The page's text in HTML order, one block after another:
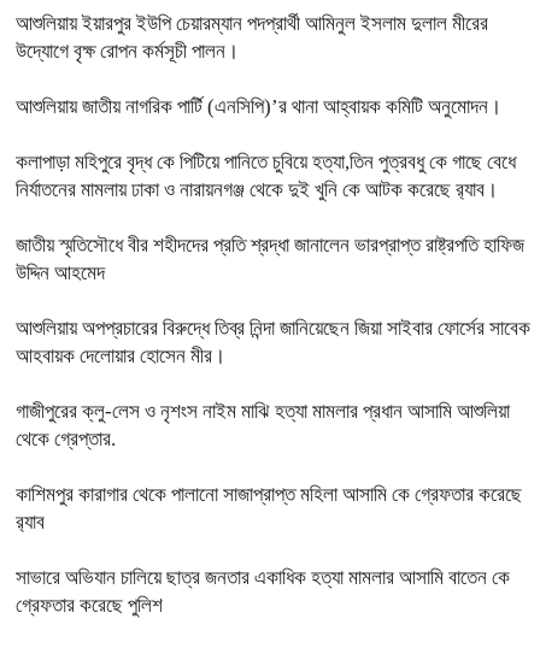
আশুলিয়ায় ইয়ারপুর ইউপি চেয়ারম্যান পদপ্রার্থী আমিনুল ইসলাম দুলাল মীরের
উদ্যোগে বৃক্ষ রোপন কর্মসূচী পালন।
আশুলিয়ায় জাতীয় নাগরিক পার্টি (এনসিপি)’র থানা আহ্বায়ক কমিটি অনুমোদন।
কলাপাড়া মহিপুরে বৃদ্ধ কে পিটিয়ে পানিতে চুবিয়ে হত্যা,তিন পুত্রবধু কে গাছে বেধে
নির্যাতনের মামলায় ঢাকা ও নারায়নগঞ্জ থেকে দুই খুনি কে আটক করেছে র‍্যাব।
জাতীয় স্মৃতিসৌধে বীর শহীদদের প্রতি শ্রদ্ধা জানালেন ভারপ্রাপ্ত রাষ্ট্রপতি হাফিজ
উদ্দিন আহমেদ
আশুলিয়ায় অপপ্রচারের বিরুদ্ধে তিব্র নিন্দা জানিয়েছেন জিয়া সাইবার ফোর্সের সাবেক
আহবায়ক দেলোয়ার হোসেন মীর।
গাজীপুরের ক্লু-লেস ও নৃশংস নাইম মাঝি হত্যা মামলার প্রধান আসামি আশুলিয়া
থেকে গ্রেপ্তার.
কাশিমপুর কারাগার থেকে পালানো সাজাপ্রাপ্ত মহিলা আসামি কে গ্রেফতার করেছে
র‍্যাব
সাভারে অভিযান চালিয়ে ছাত্র জনতার একাধিক হত্যা মামলার আসামি বাতেন কে
গ্রেফতার করেছে পুলিশ